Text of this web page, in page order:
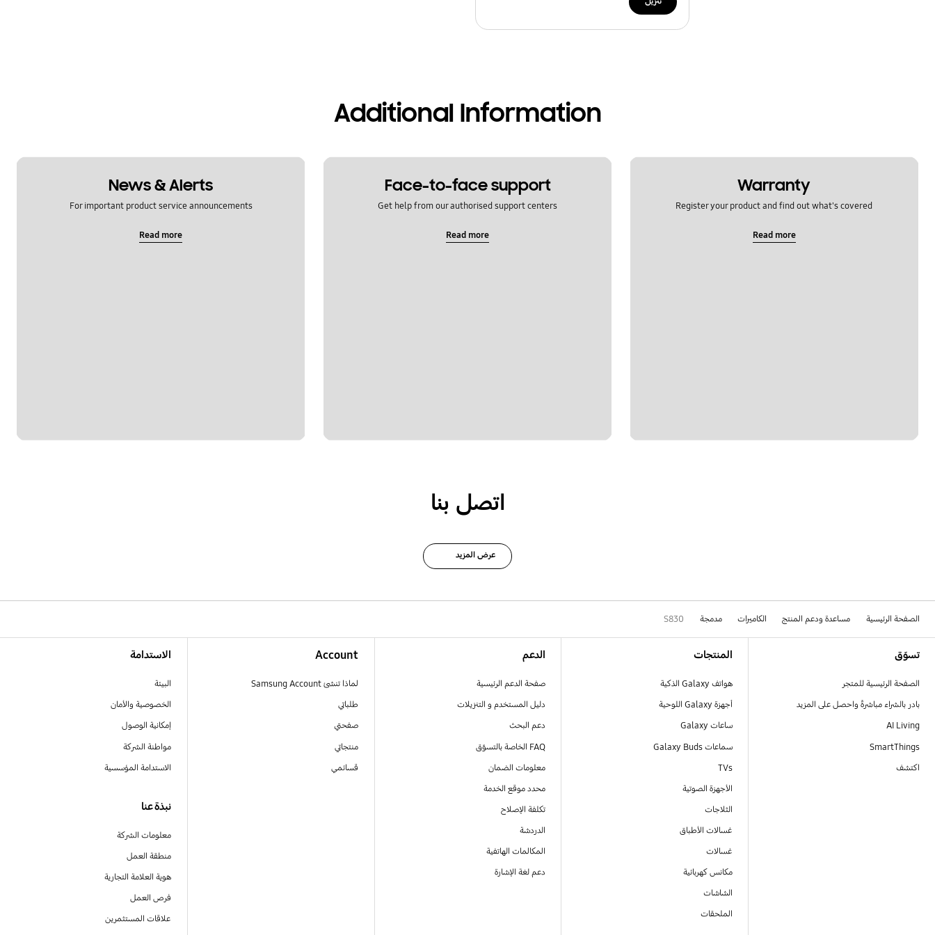
Additional Information
Warranty
Register your product and find out what's covered
Read more
Face-to-face support
Get help from our authorised support centers
Read more
News & Alerts
For important product service announcements
Read more
اتصل بنا
عرض المزيد
الصفحة الرئيسية مساعدة ودعم المنتج الكاميرات مدمجة S830
تسوّق
الصفحة الرئيسية للمتجر
بادر بالشراء مباشرةً واحصل على المزيد
AI Living
SmartThings
اكتشف
المنتجات
هواتف Galaxy الذكية
أجهزة Galaxy اللوحية
ساعات Galaxy
سماعات Galaxy Buds
TVs
الأجهزة الصوتية
الثلاجات
غسالات الأطباق
غسالات
مكانس كهربائية
الشاشات
الملحقات
الدعم
صفحة الدعم الرئيسية
دليل المستخدم و التنزيلات
دعم البحث
FAQ الخاصة بالتسوّق
معلومات الضمان
محدد موقع الخدمة
تكلفة الإصلاح
الدردشة
المكالمات الهاتفية
دعم لغة الإشارة
Account
لماذا تنشئ Samsung Account
طلباتي
صفحتي
منتجاتي
قسائمي
الاستدامة
البيئة
الخصوصية والأمان
إمكانية الوصول
مواطنة الشركة
الاستدامة المؤسسية
نبذة عنا
معلومات الشركة
منطقة العمل
هوية العلامة التجارية
فرص العمل
علاقات المستثمرين